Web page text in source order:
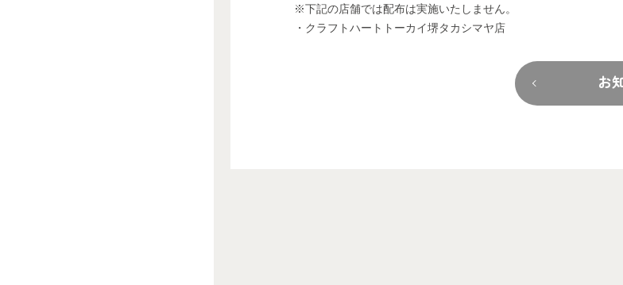
※下記の店舗では配布は実施いたしません。
・クラフトハートトーカイ堺タカシマヤ店
お